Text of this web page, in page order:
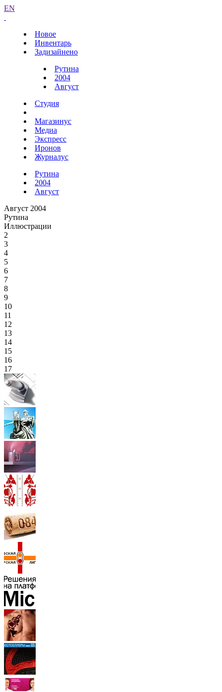
EN
Новое
Инвентарь
Задизайнено
Рутина
2004
Август
Студия
Магазинус
Медиа
Экспресс
Иронов
Журналус
Рутина
2004
Август
Август 2004
Рутина
Иллюстрации
2
3
4
5
6
7
8
9
10
11
12
13
14
15
16
17